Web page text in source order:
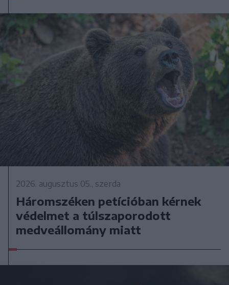
2026. augusztus 05., szerda
Háromszéken petícióban kérnek
védelmet a túlszaporodott
medveállomány miatt